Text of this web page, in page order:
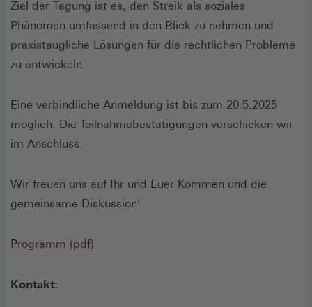
Ziel der Tagung ist es, den Streik als soziales
Phänomen umfassend in den Blick zu nehmen und
praxistaugliche Lösungen für die rechtlichen Probleme
zu entwickeln.
Eine verbindliche Anmeldung ist bis zum 20.5.2025
möglich. Die Teilnahmebestätigungen verschicken wir
im Anschluss.
Wir freuen uns auf Ihr und Euer Kommen und die
gemeinsame Diskussion!
Programm (pdf)
Kontakt: